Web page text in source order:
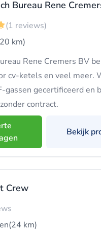
Bureau Rene
(1 reviews)
km)
Rene Cremers BV
cv-ketels en veel meer.
gassen gecertificeerd en
contract.
Bekijk
Crew
(24 km)